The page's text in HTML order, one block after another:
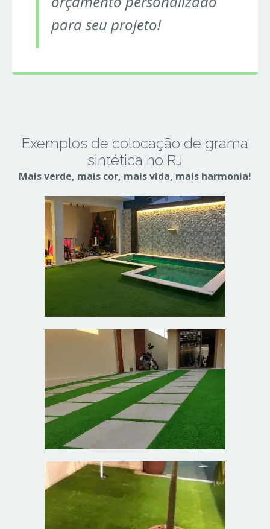
para seu projeto!
Exemplos de colocação de grama
sintética no RJ
Mais verde, mais cor, mais vida, mais harmonia!